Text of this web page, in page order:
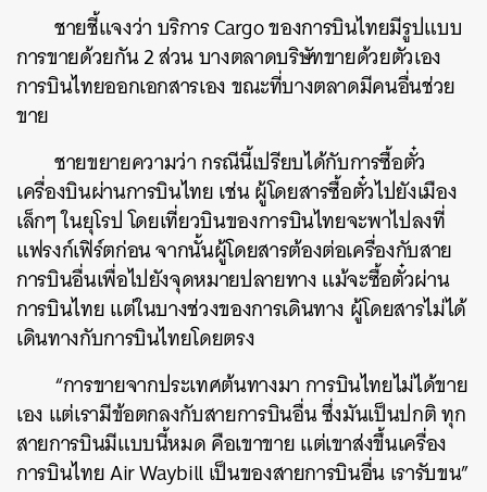
ชายชี้แจงว่า บริการ Cargo ของการบินไทยมีรูปแบบ
การขายด้วยกัน 2 ส่วน บางตลาดบริษัทขายด้วยตัวเอง
การบินไทยออกเอกสารเอง ขณะที่บางตลาดมีคนอื่นช่วย
ขาย
ชายขยายความว่า กรณีนี้เปรียบได้กับการซื้อตั๋ว
เครื่องบินผ่านการบินไทย เช่น ผู้โดยสารซื้อตั๋วไปยังเมือง
เล็กๆ ในยุโรป โดยเที่ยวบินของการบินไทยจะพาไปลงที่
แฟรงก์เฟิร์ตก่อน จากนั้นผู้โดยสารต้องต่อเครื่องกับสาย
การบินอื่นเพื่อไปยังจุดหมายปลายทาง แม้จะซื้อตั๋วผ่าน
การบินไทย แต่ในบางช่วงของการเดินทาง ผู้โดยสารไม่ได้
เดินทางกับการบินไทยโดยตรง
“การขายจากประเทศต้นทางมา การบินไทยไม่ได้ขาย
เอง แต่เรามีข้อตกลงกับสายการบินอื่น ซึ่งมันเป็นปกติ ทุก
สายการบินมีแบบนี้หมด คือเขาขาย แต่เขาส่งขึ้นเครื่อง
การบินไทย Air Waybill เป็นของสายการบินอื่น เรารับขน”